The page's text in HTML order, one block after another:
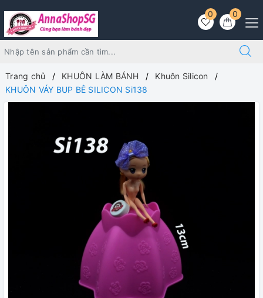
0
0
Trang chủ KHUÔN LÀM BÁNH
Khuôn Silicon
KHUÔN VÁY BUP BÊ SILICON Si138